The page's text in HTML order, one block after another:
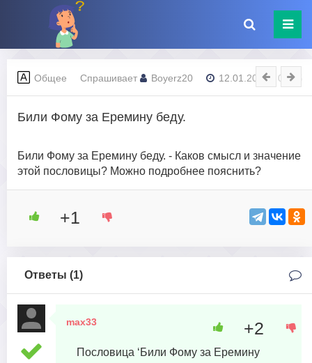
Общее Спрашивает Boyerz20 12.01.2024 - 04:35
Били Фому за Еремину беду.
Били Фому за Еремину беду. - Каков смысл и значение
этой пословицы? Можно подробнее пояснить?
+1
Ответы (1)
max33
Пословица ‘Били Фому за Еремину
+2